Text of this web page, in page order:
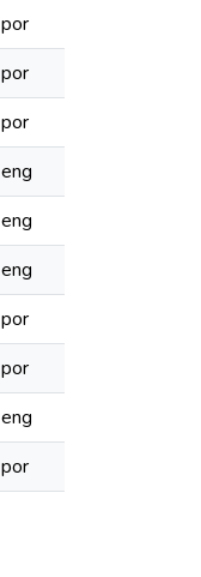
por
por
por
eng
eng
eng
por
por
eng
por